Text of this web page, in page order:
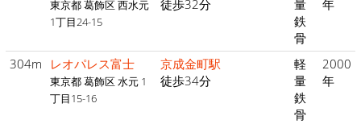
東京都 葛飾区 西水元
1丁目24-15
徒歩32分
量
鉄
骨
年
304m レオパレス富士
東京都 葛飾区 水元 1
丁目15-16
京成金町駅
徒歩34分
軽
量
鉄
骨
2000
年